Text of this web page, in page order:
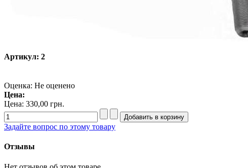
Артикул: 2
Оценка: Не оценено
Цена:
Цена: 330,00 грн.
Задайте вопрос по этому товару
Отзывы